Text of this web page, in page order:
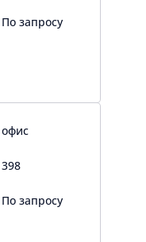
По запросу
офис
398
По запросу